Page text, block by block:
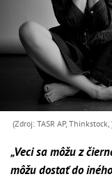
(Zdroj: TASR AP, Thinkstock,
„Veci sa môžu z
môžu dostať do